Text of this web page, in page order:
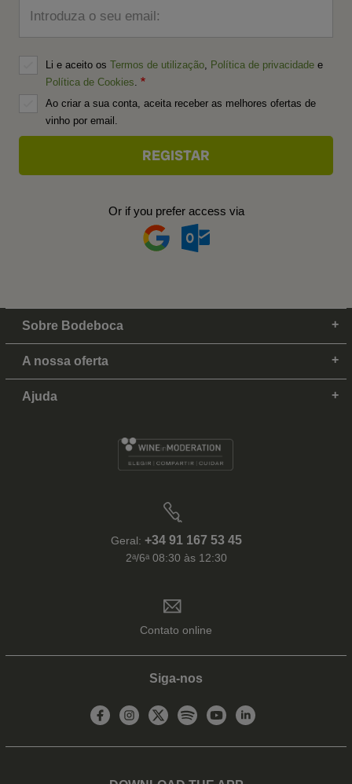
Introduza o seu email:
Li e aceito os Termos de utilização Política de privacidade e
Política de Cookies
Ao criar a sua conta, aceita receber as melhores ofertas de
vinho por email.
Or if you prefer access via
Sobre Bodeboca
A nossa oferta
Ajuda
Geral: +34 91 167 53 45
2ᵃ/6ᵃ 08:30 às 12:30
Contato online
Siga-nos